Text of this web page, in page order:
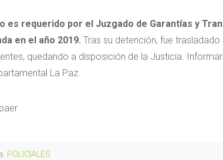
es requerido por el Juzgado de Garantías y
en el año 2019. Tras su detención, fue
quedando a disposición de la Justicia.
La Paz.
POLICIALES